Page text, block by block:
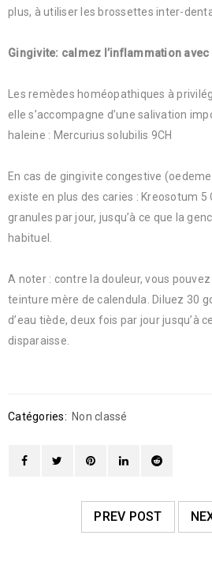
plus, à utiliser les brossettes inter-
Gingivite: calmez l’inflammation avec
Les remèdes homéopathiques à
elle s’accompagne d’une salivation
haleine : Mercurius solubilis 9CH
En cas de gingivite congestive
existe en plus des caries : Kreosotum 5
granules par jour, jusqu’à ce que la
habituel.
A noter : contre la douleur, vous
teinture mère de calendula. Diluez 30
d’eau tiède, deux fois par jour jusqu’à
disparaisse.
Catégories: Non classé
PREV POST